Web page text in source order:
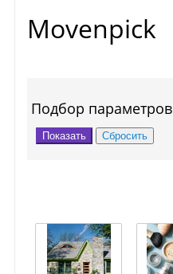
Movenpick
Подбор параметров